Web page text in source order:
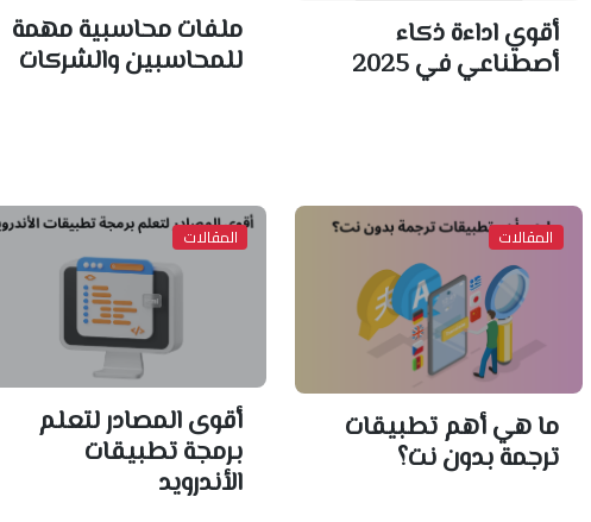
أقوي اداءة ذكاء
أصطناعي في 2025
ملفات محاسبية مهمة
للمحاسبين والشركات
المقالات
ما هي أهم تطبيقات
ترجمة بدون نت؟
المقالات
أقوى المصادر لتعلم
برمجة تطبيقات
الأندرويد